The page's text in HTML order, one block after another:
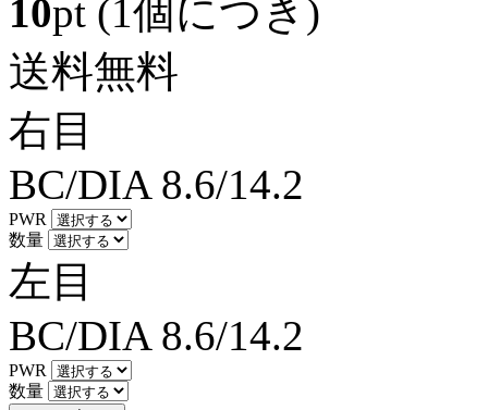
10pt (1個につき)
送料無料
右目
BC/DIA 8.6/14.2
PWR
数量
左目
BC/DIA 8.6/14.2
PWR
数量